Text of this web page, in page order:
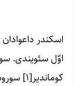
اسکندر
اوّل سئویندی.
کوماندیر[۱] سوروشدو: